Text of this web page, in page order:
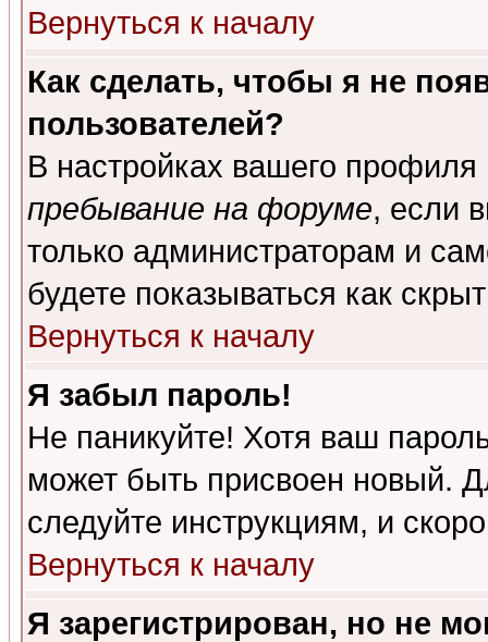
Вернуться к началу
Как сделать, чтобы я не
пользователей?
В настройках вашего
пребывание на форуме, если
только администраторам и
будете показываться как
Вернуться к началу
Я забыл пароль!
Не паникуйте! Хотя ваш
может быть присвоен новый.
следуйте инструкциям, и
Вернуться к началу
Я зарегистрирован, но не